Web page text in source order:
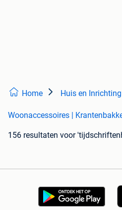
Home Huis en Inrichting
Woonaccessoires |
156 resultaten voor